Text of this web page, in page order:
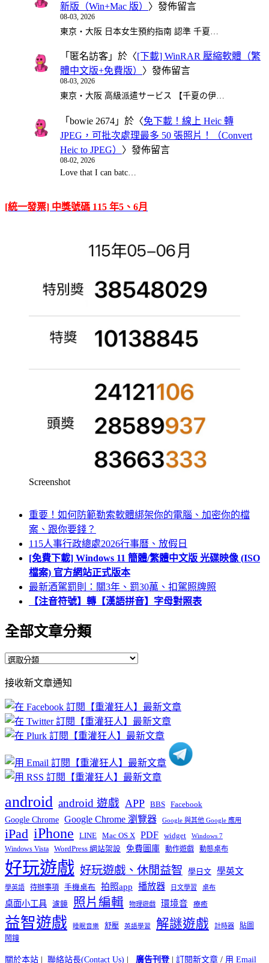
新版（Win+Mac 版） 〉發佈留言
08-03, 2026
東京・大阪 日本女生預約指南 認準 千夏…
「 匿名訪客 」於〈[下載] WinRAR 壓縮軟體（繁
體中文版+免費版） 〉發佈留言
08-03, 2026
東京・大阪 高級派遣サービス 【千夏の伊…
「 bowie 2674 」於〈免下載！線上 Heic 轉
JPEG，可批次處理最多 50 張照片！（Convert
Heic to JPEG） 〉發佈留言
08-02, 2026
Love that I can batc…
[統一發票] 中獎號碼 115 年5、6月
Screenshot
重要！如何防範勒索軟體綁架你的電腦、加密你的檔
案、跟你要錢？
115人事行政總處2026行事曆、放假日
[免費下載] Windows 11 簡體/繁體中文版 光碟映像 (ISO
檔案) 官方網站正式版本
最新酒駕罰則：關3年、罰30萬、扣駕照牌照
【注音符號】轉【漢語拼音】字母對照表
全部文章分類
全
文
章
分
類
接收新文章通知
android android 遊戲 APP BBS Facebook
Google Chrome Google Chrome 瀏覽器 Google 與其他 Google 應用
iPad iPhone LINE Mac OS X PDF widget Windows 7
Windows Vista WordPress 網站架設 免費圖庫 動作遊戲 動態桌布
好玩遊戲 好玩遊戲、休閒益智 學日文 學英文
學英語 待辦事項 手機桌布 拍照app 播放器 日文學習 桌布
桌面小工具 濾鏡 照片編輯 物理遊戲 環境音 療癒
益智遊戲 睡眠音樂 舒壓 英語學習 解謎遊戲 計時器
貼圖
鬧鐘
關於本站 | 聯絡站長(Contact Us) | 廣告刊登| 訂閱新文章 / 用 Email